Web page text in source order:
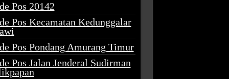
Pos 20142
Pos Kecamatan Kedunggalar
Pos Pondang Amurang Timur
Pos Jalan Jenderal Sudirman